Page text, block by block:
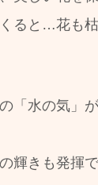
ると…花も
「水の気」
輝きも発揮